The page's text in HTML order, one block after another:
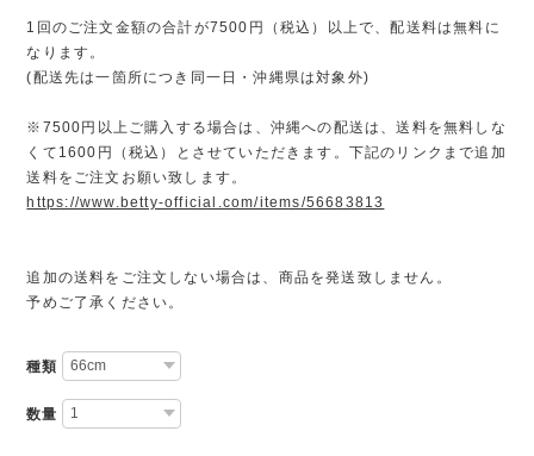
1回のご注文金額の合計が7500円（税込）以上で、配送料は無料に
なります。
(配送先は一箇所につき同一日・沖縄県は対象外)
※7500円以上ご購入する場合は、沖縄への配送は、送料を無料しな
くて1600円（税込）とさせていただきます。下記のリンクまで追加
送料をご注文お願い致します。
https://www.betty-official.com/items/56683813
追加の送料をご注文しない場合は、商品を発送致しません。
予めご了承ください。
種類
数量